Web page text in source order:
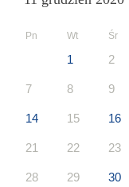
Pn Wt Śr
1 2
7 8 9
14 15 16
21 22 23
28 29 30